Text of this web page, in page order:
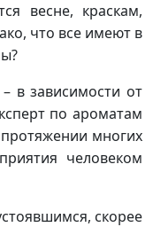
весне, краскам,
что все имеют в
в зависимости от
по ароматам
многих
человеком
скорее